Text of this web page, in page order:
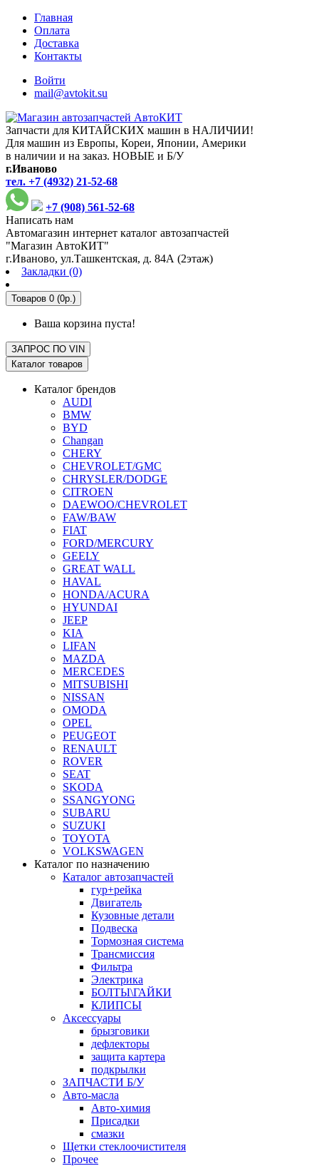
Главная
Оплата
Доставка
Контакты
Войти
mail@avtokit.su
Запчасти для КИТАЙСКИХ машин в НАЛИЧИИ!
Для машин из Европы, Кореи, Японии, Америки
в наличии и на заказ. НОВЫЕ и Б/У
г.Иваново
тел. +7 (4932) 21-52-68
+7 (908) 561-52-68
Написать нам
Автомагазин интернет каталог автозапчастей
"Магазин АвтоКИТ"
г.Иваново, ул.Ташкентская, д. 84А (2этаж)
Закладки (0)
Товаров 0 (0р.)
Ваша корзина пуста!
ЗАПРОС ПО VIN
Каталог товаров
Каталог брендов
AUDI
BMW
BYD
Changan
CHERY
CHEVROLET/GMC
CHRYSLER/DODGE
CITROEN
DAEWOO/CHEVROLET
FAW/BAW
FIAT
FORD/MERCURY
GEELY
GREAT WALL
HAVAL
HONDA/ACURA
HYUNDAI
JEEP
KIA
LIFAN
MAZDA
MERCEDES
MITSUBISHI
NISSAN
OMODA
OPEL
PEUGEOT
RENAULT
ROVER
SEAT
SKODA
SSANGYONG
SUBARU
SUZUKI
TOYOTA
VOLKSWAGEN
Каталог по назначению
Каталог автозапчастей
гур+рейка
Двигатель
Кузовные детали
Подвеска
Тормозная система
Трансмиссия
Фильтра
Электрика
БОЛТЫ\ГАЙКИ
КЛИПСЫ
Аксессуары
брызговики
дефлекторы
защита картера
подкрылки
ЗАПЧАСТИ Б/У
Авто-масла
Авто-химия
Присадки
смазки
Щетки стеклоочистителя
Прочее